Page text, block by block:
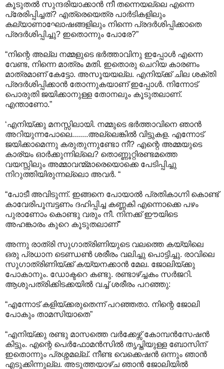
കൂടുതല്‍ സുന്ദരിയാക്കാന്‍ നീ തന്നെയല്ലെ എന്നെ
പ്രേരിപ്പിച്ചത്? എത്രെയെത്ര പാര്‍ടികളിലും
കല്യാണാഘോഷങ്ങളിലും നിന്നെ പ്രദര്‍ശിപ്പിക്കാതെ
പ്രദര്‍ശിപ്പിച്ചു? ഇതൊന്നും പോരേ?”
“നിന്റെ അല്ല നമ്മളുടെ ഭര്‍ത്താവിനു ഇപ്പോള്‍ എന്നെ
വേണ്ട, നിന്നെ മാത്രം മതി. ഇതൊരു ചെറിയ കാരണം
മാത്രമാണ് കേട്ടോ. അസൂയയല്ല. എനിയ്ക്ക് ചില ശക്തി
പ്രദര്‍ശിപ്പിക്കാന്‍ തോന്നുകയാണ് ഇപ്പോള്‍. നിന്നോട്
പൊരുതി ജയിക്കാനുള്ള തോനലും കൂടുതലാണ്.
എന്താണോ.”
‘എനിയ്ക്കു മനസ്സിലായി. നമ്മുടെ ഭര്‍ത്താവിനെ ഞാന്‍
അറിയുന്നപോലെ........അല്ലെങ്കില്‍ വിട്ടുകള. എന്നോട്
ജയിക്കാമെന്നു കരുതുന്നുണ്ടോ നീ? എന്റെ അമ്മയുടെ
കാര്യം ഓര്‍ക്കുന്നില്ലെ? തൊണ്ണൂറ്റിരണ്ടമത്തെ
വയസ്സിലും അമ്മാവന്മ്മാരെയൊക്കെ പേടിപ്പിച്ചു
നിറുത്തിയിരുന്നല്ലൊ അവര്‍. “
“പോടീ അവിടുന്ന്. ഇങ്ങനെ പോയാല്‍ പ്രതികാഗ്നി കൊണ്ട്
കാവേരിപൂമ്പട്ടണം ദഹിപ്പിച്ച കണ്ണകി എന്നൊക്കെ പഴം
പുരാണോം കൊണ്ടു വരും നീ. നിനക്ക് ഈയിടെ
അഹങ്കാരം കുറെ കൂടുതലാണ്”
അന്നു രാത്രി സുഗാത്രിണിയുടെ വലത്തെ കയ്യിലെ
ഒരു പ്രധാന ടെണ്ഡണ്‍ ശരീരം വലിച്ചു പൊട്ടിച്ചു. രാവിലെ
സുഗാത്രിണിയ്ക്ക് കയ്യനക്കാന്‍ മേല. ജോലിയ്ക്കു
പോകാനും. ഡോക്ടറെ കണ്ടു. രണ്ടാഴ്ച്ചകം സര്‍ജറി.
ആശുപത്രിക്കിടക്കയില്‍ വച്ച് ശരീരം പറഞ്ഞു:
“എന്നോട് കളിയ്ക്കരുതെന്ന് പറഞ്ഞതാ. നിന്റെ ജോലി
പോകും താമസിയാതെ”
“എനിയ്ക്കു രണ്ടു മാസത്തെ വര്‍ക്കേഴ്സ് കോമ്പന്‍സേഷന്‍
കിട്ടും. എന്റെ പെര്‍ഫോമന്‍സില്‍ തൃപ്തിയുള്ള ബോസിന്
ഇതൊന്നും പ്രശ്നമല്ല്. നീണ്ട വെക്കെഷന്‍ ഒന്നും ഞാന്‍
എടുക്കിന്നുല്ല. അടുത്തയാഴ്ച ഞാന്‍ ജോലിയില്‍